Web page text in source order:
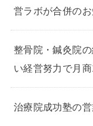
営ラボが合併の
整骨院・鍼灸院
い経営努力で月
治療院成功塾の